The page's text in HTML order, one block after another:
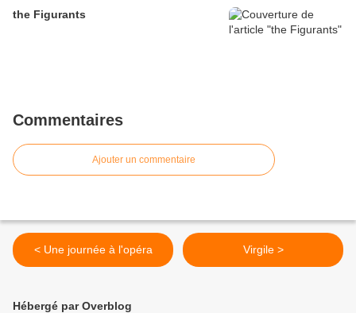
the Figurants
Commentaires
Ajouter un commentaire
< Une journée à l'opéra Virgile >
Hébergé par Overblog